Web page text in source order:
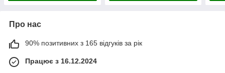
Про нас
90% позитивних з 165 відгуків за рік
Працює з 16.12.2024